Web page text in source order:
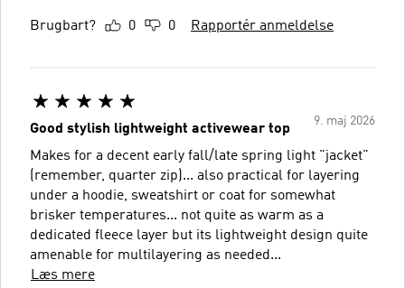
Brugbart? 0 0 Rapportér anmeldelse
9. maj 2026
Good stylish lightweight activewear top
Makes for a decent early fall/late spring light "jacket"
(remember, quarter zip)... also practical for layering
under a hoodie, sweatshirt or coat for somewhat
brisker temperatures... not quite as warm as a
dedicated fleece layer but its lightweight design quite
amenable for multilayering as needed...
Læs mere